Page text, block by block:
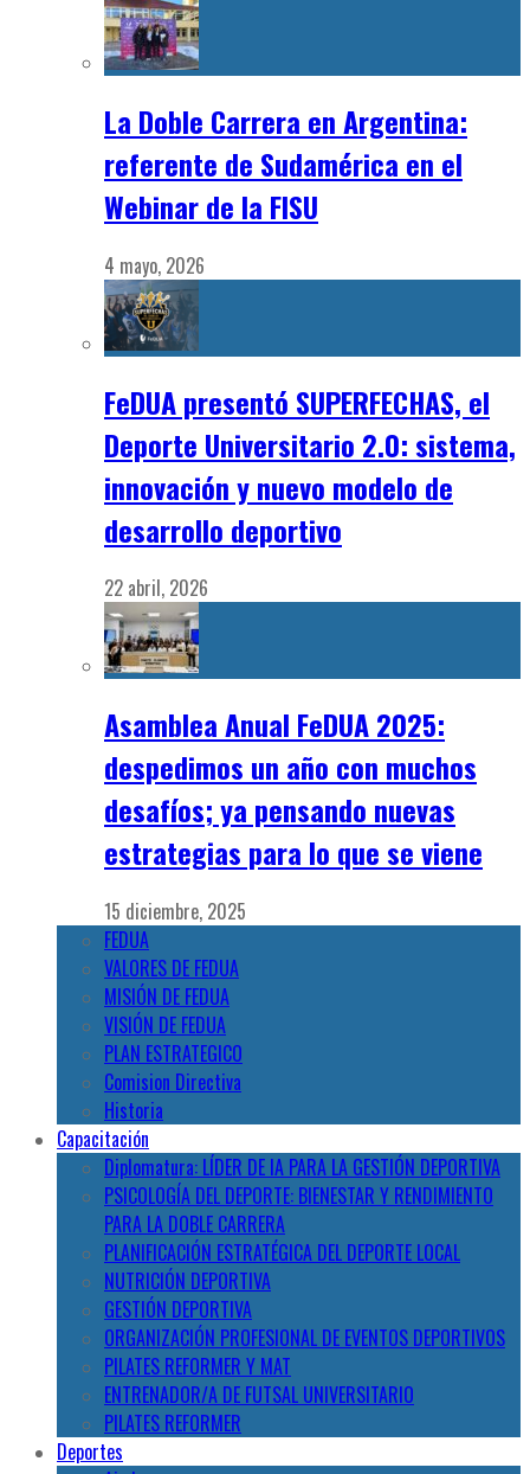
La Doble Carrera en Argentina:
referente de Sudamérica en el
Webinar de la FISU
4 mayo, 2026
FeDUA presentó SUPERFECHAS, el
Deporte Universitario 2.0: sistema,
innovación y nuevo modelo de
desarrollo deportivo
22 abril, 2026
Asamblea Anual FeDUA 2025:
despedimos un año con muchos
desafíos; ya pensando nuevas
estrategias para lo que se viene
15 diciembre, 2025
FEDUA
VALORES DE FEDUA
MISIÓN DE FEDUA
VISIÓN DE FEDUA
PLAN ESTRATEGICO
Comision Directiva
Historia
Capacitación
Diplomatura: LÍDER DE IA PARA LA GESTIÓN DEPORTIVA
PSICOLOGÍA DEL DEPORTE: BIENESTAR Y RENDIMIENTO
PARA LA DOBLE CARRERA
PLANIFICACIÓN ESTRATÉGICA DEL DEPORTE LOCAL
NUTRICIÓN DEPORTIVA
GESTIÓN DEPORTIVA
ORGANIZACIÓN PROFESIONAL DE EVENTOS DEPORTIVOS
PILATES REFORMER Y MAT
ENTRENADOR/A DE FUTSAL UNIVERSITARIO
PILATES REFORMER
Deportes